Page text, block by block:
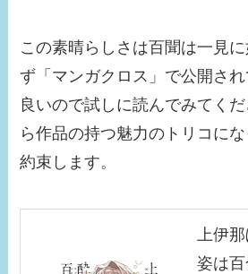
この素晴らしさは百聞は一見
ず「マンガクロス」で公開さ
良いので試しに読んでみてく
ら作品の持つ魅力のトリコに
約束します。
上伊
姿は